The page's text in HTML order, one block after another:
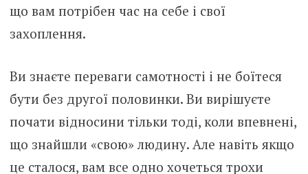
що вам потрібен час на себе і свої
захоплення.
Ви знаєте переваги самотності і не боїтеся
бути без другої половинки. Ви вирішуєте
почати відносини тільки тоді, коли впевнені,
що знайшли «свою» людину. Але навіть якщо
це сталося, вам все одно хочеться трохи